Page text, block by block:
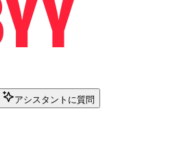
アシスタントに質問